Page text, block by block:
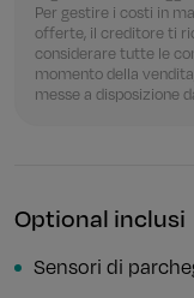
Per gestire i costi in
offerte, il creditore ti
considerare tutte le
momento della
messe a disposizione
Optional inclusi
Sensori di